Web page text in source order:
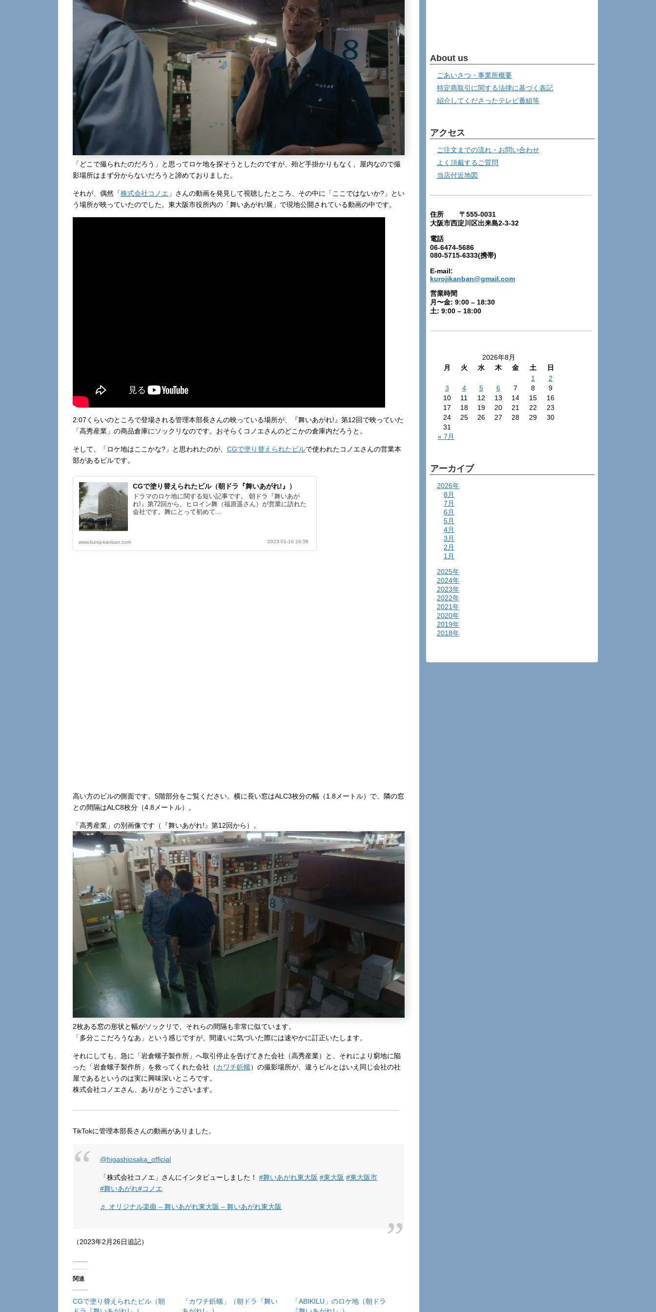
「どこで撮られたのだろう」と思ってロケ地を探そうとしたのですが、殆ど手掛かりもなく、屋内なので撮
影場所はまず分からないだろうと諦めておりました。
それが、偶然「株式会社コノエ 」さんの動画を発見して視聴したところ、その中に「ここではないか?」とい
う場所が映っていたのでした。東大阪市役所内の「舞いあがれ!展」で現地公開されている動画の中です。
2:07くらいのところで登場される管理本部長さんの映っている場所が、『舞いあがれ!』第12回で映っていた
「高秀産業」の商品倉庫にソックリなのです。おそらくコノエさんのどこかの倉庫内だろうと。
そして、「ロケ地はここかな?」と思われたのが、 CGで塗り替えられたビルで使われたコノエさんの営業本
部があるビルです。
CGで塗り替えられたビル（朝ドラ『舞いあがれ!』）
ドラマのロケ地に関する短い記事です。 朝ドラ『舞いあが
れ!』第72回から。ヒロイン舞（福原遥さん）が営業に訪れた
会社です。舞にとって初めて...
www.kuroji-kanban.com 2023-01-16 16:38
高い方のビルの側面です。5階部分をご覧ください。横に長い窓はALC3枚分の幅（1.8メートル）で、隣の窓
との間隔はALC8枚分（4.8メートル）。
「高秀産業」の別画像です（『舞いあがれ!』第12回から）。
2枚ある窓の形状と幅がソックリで、それらの間隔も非常に似ています。
「多分ここだろうなあ」という感じですが、間違いに気づいた際には速やかに訂正いたします。
それにしても、急に「岩倉螺子製作所」へ取引停止を告げてきた会社（高秀産業）と、それにより窮地に陥
った「岩倉螺子製作所」を救ってくれた会社（カワチ鋲螺）の撮影場所が、違うビルとはいえ同じ会社の社
屋であるというのは実に興味深いところです。
株式会社コノエさん、ありがとうございます。
TikTokに管理本部長さんの動画がありました。
@higashiosaka_official
「株式会社コノエ」さんにインタビューしました！ #舞いあがれ東大阪 #東大阪 #東大阪市
#舞いあがれ#コノエ
♬ オリジナル楽曲 – 舞いあがれ東大阪 – 舞いあがれ東大阪
（2023年2月26日追記）
関連
CGで塗り替えられたビル（朝
「カワチ鋲螺」（朝ドラ『舞い
「ABIKILU」のロケ地（朝ドラ
About us
ごあいさつ・事業所概要
特定商取引に関する法律に基づく表記
紹介してくださったテレビ番組等
アクセス
ご注文までの流れ・お問い合わせ
よく頂戴するご質問
当店付近地図
住所 〒555-0031
大阪市西淀川区出来島2-3-32
電話
06-6474-5686
080-5715-6333(携帯)
E-mail:
kurojikanban@gmail.com
営業時間
月〜金: 9:00 – 18:30
土: 9:00 – 18:00
2026年8月
月
火 水 木 金 土
日
1
2
3
4 5 6 7 8
9
10
11 12 13 14 15
16
17
18 19 20 21 22
23
24
25 26 27 28 29
30
31
« 7月
アーカイブ
2026年
8月
7月
6月
5月
4月
3月
2月
1月
2025年
2024年
2023年
2022年
2021年
2020年
2019年
2018年